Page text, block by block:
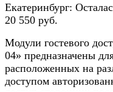
Екатеринбург:
20 550 руб.
Модули гостевого
04» предназначены
расположенных на
доступом